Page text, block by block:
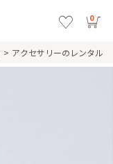
0
アクセサリーのレンタル